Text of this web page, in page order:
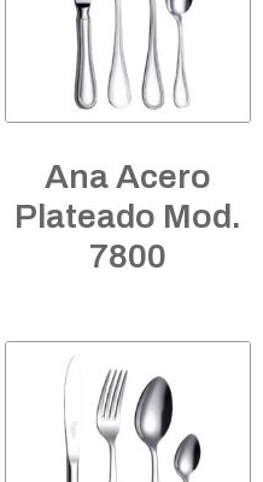
Ana Acero
Plateado Mod.
7800